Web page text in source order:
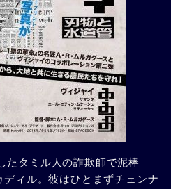
たタミル人の詐欺師で泥棒
ディル。彼はひとまずチェンナ